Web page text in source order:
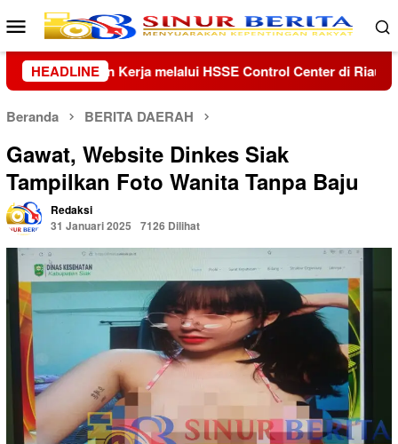
Loncat
ke
konten
Menu
Mobile
HEADLINE
di Riau dan Kepri Kolaborasi Lanud Sjamsudin
Beranda BERITA DAERAH
Gawat, Website Dinkes Siak
Tampilkan Foto Wanita Tanpa Baju
Redaksi
31 Januari 2025
7126 Dilihat